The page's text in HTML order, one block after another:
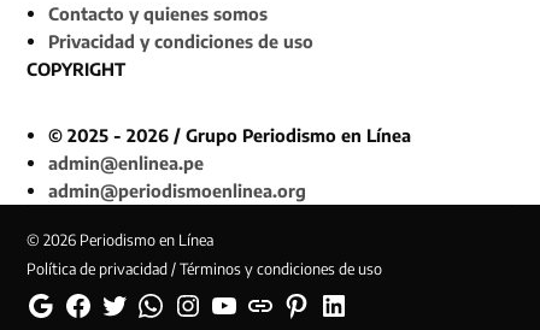
Contacto y quienes somos
Privacidad y condiciones de uso
COPYRIGHT
© 2025 - 2026 / Grupo Periodismo en Línea
admin@enlinea.pe
admin@periodismoenlinea.org
© 2026 Periodismo en Línea
Política de privacidad / Términos y condiciones de uso
GoogleFacebookTwitterWhatsappInstagramYouTubeWeb PinterestLinkedin